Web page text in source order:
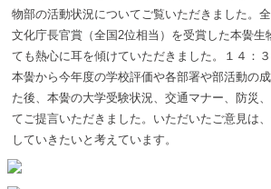
物部の活動状況についてご覧いただきました。
文化庁長官賞（全国2位相当）を受賞した本黌生
ても熱心に耳を傾けていただきました。１４：
本黌から今年度の学校評価や各部署や部活動の
た後、本黌の大学受験状況、交通マナー、防災
てご提言いただきました。いただいたご意見は
していきたいと考えています。